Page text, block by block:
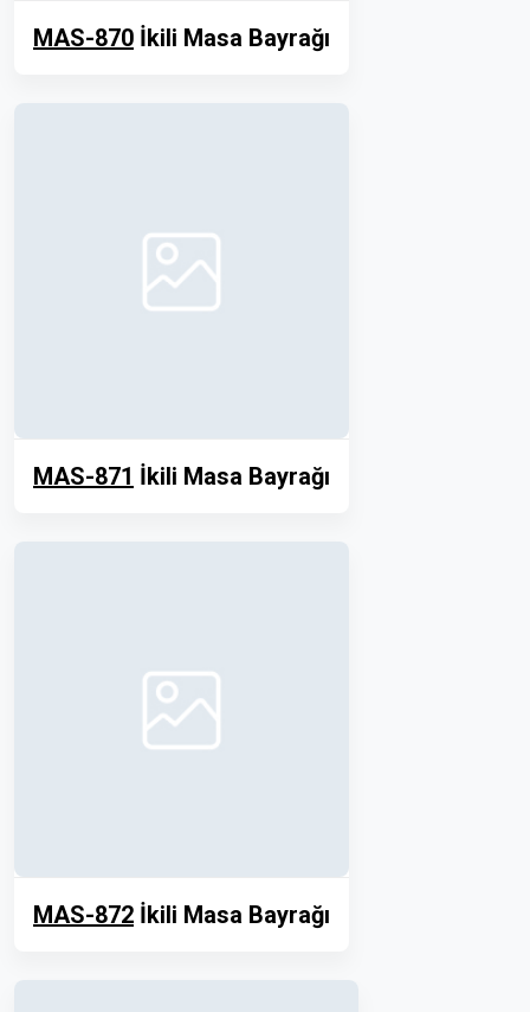
MAS-870 İkili Masa Bayrağı
MAS-871 İkili Masa Bayrağı
MAS-872 İkili Masa Bayrağı